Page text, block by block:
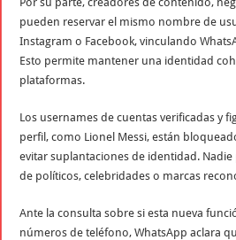
pueden reservar el mismo nombre de
Instagram o Facebook, vinculando
Esto permite mantener una identidad
plataformas.
Los usernames de cuentas verificadas y
perfil, como Lionel Messi, están
evitar suplantaciones de identidad.
de políticos, celebridades o marcas
Ante la consulta sobre si esta nueva
números de teléfono, WhatsApp aclara